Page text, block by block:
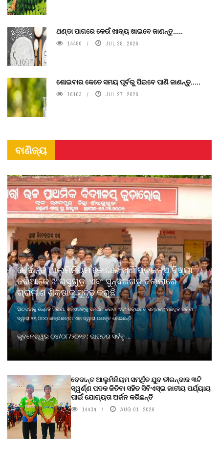
ଥଣ୍ଡା ପାଗରେ କେଉଁ ଖାଦ୍ୟ ଖାଇବେ ଜାଣନ୍ତୁ.....
14480 JUL 28, 2026
ଶୋଇବାର କେତେ ସମୟ ପୂର୍ବରୁ ପିଇବେ ପାଣି ଜାଣନ୍ତୁ.....
16103 JUL 27, 2026
ବାଣିଜ୍ୟ
ବେଦାନ୍ତ ଆଲୁମିନିୟମ କୋଇଲା ଖଣି ପ୍ରକଳ୍ପ ବିଦ୍ୟା
ଜରିଆରେ ଝାରସୁଗୁଡ଼ା ଏବଂ ସୁନ୍ଦରଗଡ଼ ଜିଲ୍ଲାରେ
ଗ୍ରାମୀଣ ଶିକ୍ଷାକୁ ସୁଦୃଢ଼ କରୁଛି
ପାଠପଢାକୁ ଉନ୍ନତ କରିବା, ଶିକ୍ଷକଙ୍କୁ ସମର୍ଥନ କରିବା ଏବଂ ଶିକ୍ଷାଗତ ସମ୍ବଳକୁ ମଜବୁତ କରିବା
ଦ୍ୱାରା ୨୫,୦୦୦ ଛାତ୍ରଛାତ୍ରୀ ଏହା ଦ୍ୱାରା ଉପକୃତ ହୋଇଛନ୍ତି
ଭୁବନେଶ୍ୱର ୦୪/୦୮/୨୦୨୬ : ଭାରତର ସର୍ବବୃ ...
ବେଦାନ୍ତ ଆଲୁମିନିୟମ ସମର୍ଥିତ ଯୁବ ତୀରନ୍ଦାଜ ୩ଟି
ସ୍ୱର୍ଣ୍ଣ ପଦକ ଜିତିବା ସହିତ ସିବିଏସ୍ଇ ଜାତୀୟ ପର୍ଯ୍ୟାୟ
ପାଇଁ ଯୋଗ୍ୟତା ଅର୍ଜନ କରିଛନ୍ତି
14434 AUG 01, 2026